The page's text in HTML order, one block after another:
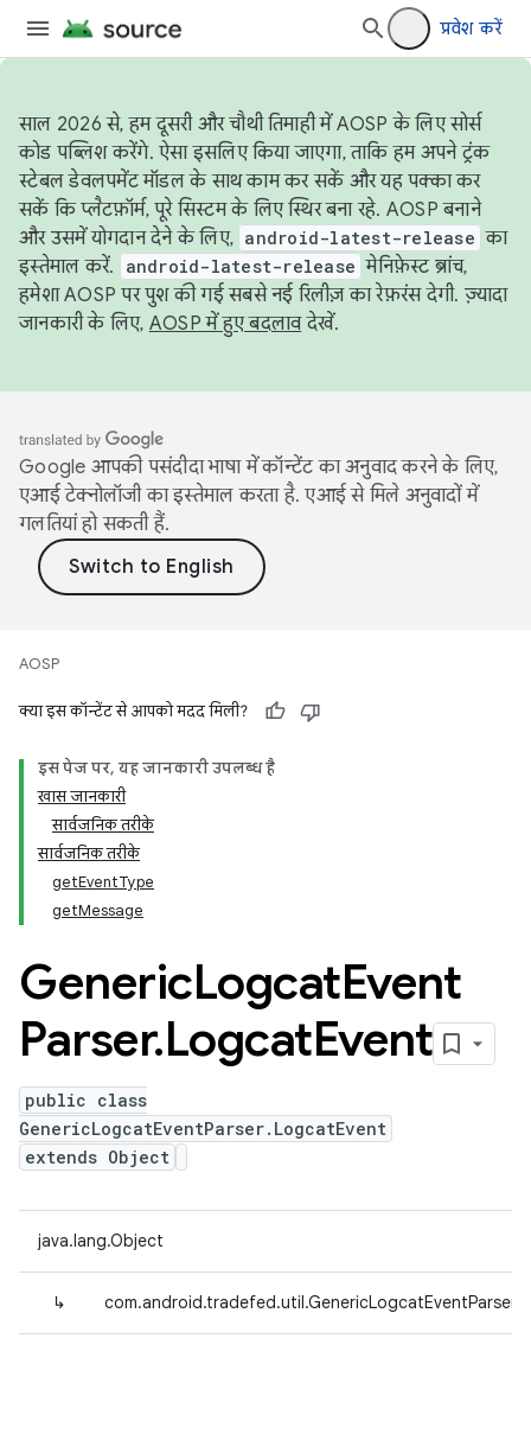
प्रवेश करें
साल 2026 से, हम दूसरी और चौथी तिमाही में AOSP के लिए सोर्स
कोड पब्लिश करेंगे. ऐसा इसलिए किया जाएगा, ताकि हम अपने ट्रंक
स्टेबल डेवलपमेंट मॉडल के साथ काम कर सकें और यह पक्का कर
सकें कि प्लैटफ़ॉर्म, पूरे सिस्टम के लिए स्थिर बना रहे. AOSP बनाने
और उसमें योगदान देने के लिए, android-latest-release का
इस्तेमाल करें.
android-latest-release मेनिफ़ेस्ट ब्रांच,
हमेशा AOSP पर पुश की गई सबसे नई रिलीज़ का रेफ़रंस देगी. ज़्यादा
जानकारी के लिए, AOSP में हुए बदलावदेखें.
Google आपकी पसंदीदा भाषा में कॉन्टेंट का अनुवाद करने के लिए,
एआई टेक्नोलॉजी का इस्तेमाल करता है. एआई से मिले अनुवादों में
गलतियां हो सकती हैं.
AOSP
क्या इस कॉन्टेंट से आपको मदद मिली?
इस पेज पर, यह जानकारी उपलब्ध है
खास जानकारी
सार्वजनिक तरीके
सार्वजनिक तरीके
getEventType
getMessage
GenericLogcatEvent
Parser.LogcatEvent
public class
GenericLogcatEventParser.LogcatEvent
extends Object
java.lang.Object
↳